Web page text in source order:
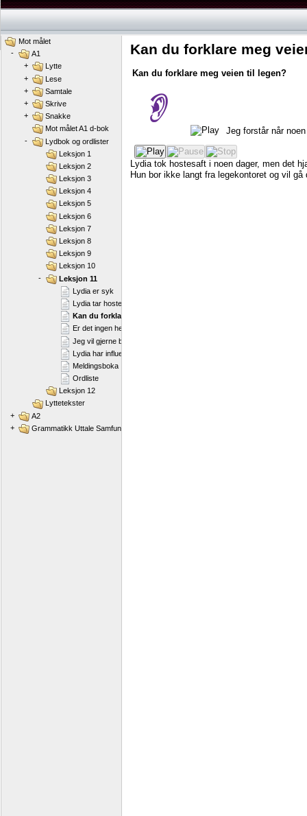
Kan du forklare meg
Kan du forklare meg veien til legen?
Jeg forstår når noen
Lydia tok hostesaft i noen dager, men det
Hun bor ikke langt fra legekontoret og vil gå
Mot målet
-
A1
+
Lytte
+
Lese
+
Samtale
+
Skrive
+
Snakke
Mot målet A1 d-bok
-
Lydbok og ordlister
Leksjon 1
Leksjon 2
Leksjon 3
Leksjon 4
Leksjon 5
Leksjon 6
Leksjon 7
Leksjon 8
Leksjon 9
Leksjon 10
-
Leksjon 11
Lydia er syk
Lydia tar hostesaft
Kan du forklare meg veien til legen?
Er det ingen her?
Jeg vil gjerne bestille en time
Lydia har influensa
Meldingsboka
Ordliste
Leksjon 12
Lyttetekster
+
A2
+
Grammatikk Uttale Samfunnskunnskap